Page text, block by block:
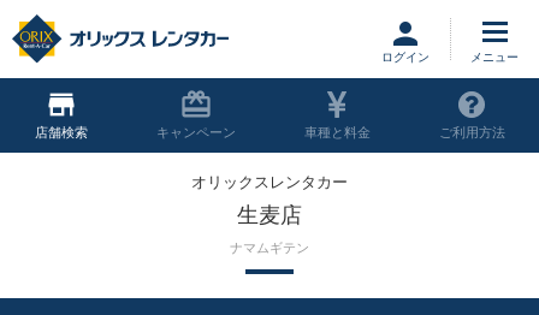
ログイン
店舗 キャンペーン 車種と料金 ご利用方法
オリックスレンタカー
生麦店
ナマムギテン